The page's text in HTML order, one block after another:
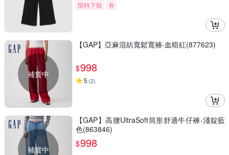
限時下殺 券
補貨中
【GAP】亞麻混紡寬鬆寬褲-血暗紅(877623)
$998
5 (2)
補貨中
【GAP】高腰UltraSoft筒形舒適牛仔褲-淺靛藍
色(863846)
$998